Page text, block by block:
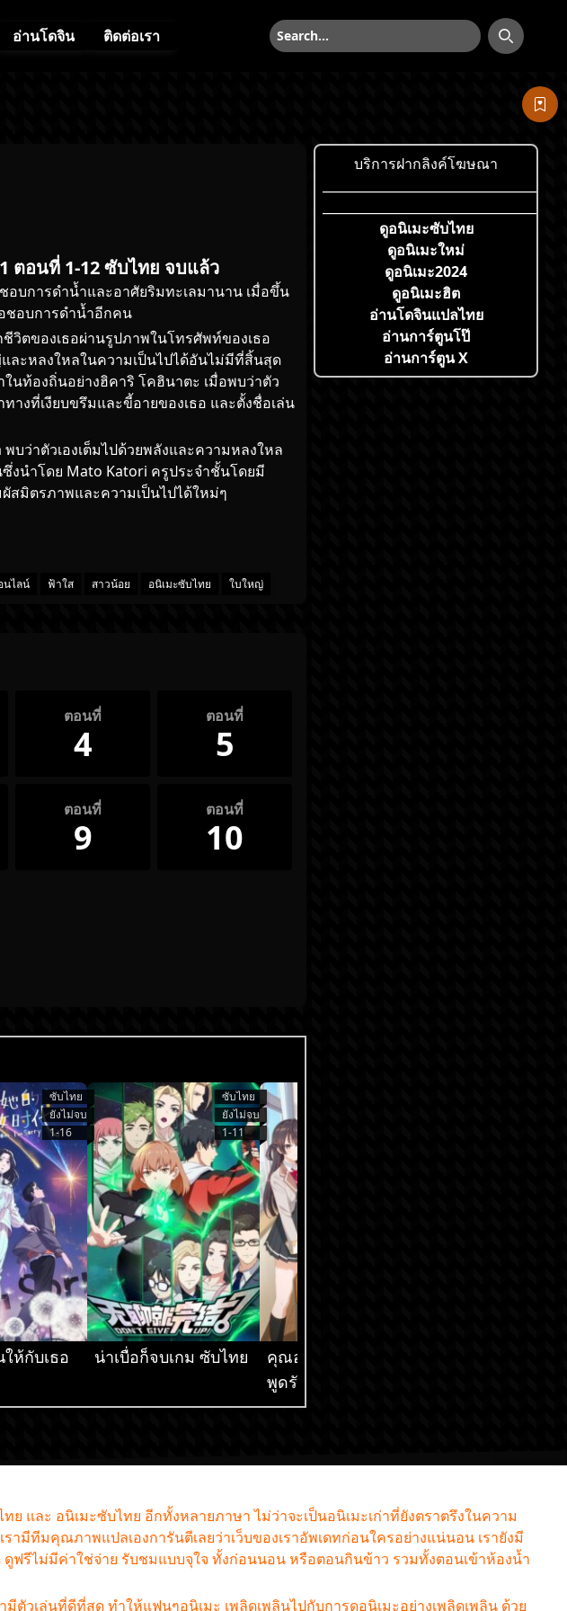
อ่านโดจิน ติดต่อเรา ค้นหา ค้นหา
ตอนที่ 1-12 ซับไทย จบแล้ว
อบการดำน้ำและอาศัยริมทะเลมานาน เมื่อขึ้น
ชอบการดำน้ำอีกคน
วิตของเธอผ่านรูปภาพในโทรศัพท์ของเธอ
และหลงใหลในความเป็นไปได้อันไม่มีที่สิ้นสุด
นท้องถิ่นอย่างฮิคาริ โคฮินาตะ เมื่อพบว่าตัว
างที่เงียบขรึมและขี้อายของเธอ และตั้งชื่อเล่น
บว่าตัวเองเต็มไปด้วยพลังและความหลงใหล
งนำโดย Mato Katori ครูประจำชั้นโดยมี
สมิตรภาพและความเป็นไปได้ใหม่ๆ
นไลน์ ฟ้าใส สาวน้อย อนิเมะซับไทย ใบใหญ่
ตอนที่
4
ตอนที่
5
ตอนที่
9
ตอนที่
10
ซับไทย
ยังไม่จบ
1-16
ห้กับเธอ
ซับไทย
ยังไม่จบ
1-11
น่าเบื่อก็จบเกม ซับไทย
คุณอาเรียโต๊ะข้างๆ
พูดรัสเซียหวานใส่ซะ
หัวใจจะวาย ซับไทย
บริการฝากลิงค์โฆษณา
ดูอนิเมะซับไทย
ดูอนิเมะใหม่
ดูอนิเมะ2024
ดูอนิเมะฮิต
อ่านโดจินแปลไทย
อ่านการ์ตูนโป๊
อ่านการ์ตูน X
ย และ อนิเมะซับไทย อีกทั้งหลายภาษา ไม่ว่าจะเป็นอนิเมะเก่าที่ยังตราตรึงในความ
ามีทีมคุณภาพแปลเองการันตีเลยว่าเว็บของเราอัพเดทก่อนใครอย่างแน่นอน เรายังมี
ฟรีไม่มีค่าใช่จ่าย รับชมแบบจุใจ ทั้งก่อนนอน หรือตอนกินข้าว รวมทั้งตอนเข้าห้องน้ำ
ตัวเล่นที่ดีที่สุด ทำให้แฟนๆอนิเมะ เพลิดเพลินไปกับการดูอนิเมะอย่างเพลิดเพลิน ด้วย